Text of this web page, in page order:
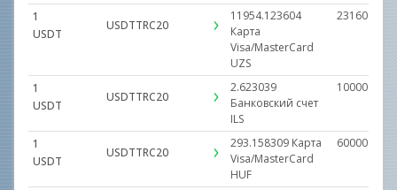
1
USDT
USDTTRC20
11954.123604
Карта
Visa/MasterCard
UZS
1
USDT
USDTTRC20
2.623039
Банковский счет
ILS
1
USDT
USDTTRC20
293.158309 Карта
Visa/MasterCard
HUF